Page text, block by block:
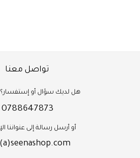
تواصل معنا
هل لديك سؤال أو إستفسار؟
0788647873
أو أرسل رسالة إلى عنواننا